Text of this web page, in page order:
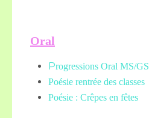
Oral
Progressions Oral MS/GS
Poésie rentrée des classes
Poésie : Crêpes en fêtes